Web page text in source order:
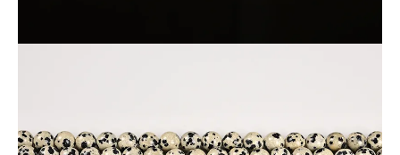
※なるべく現物に近い写真撮影を心がけていますが、モニター